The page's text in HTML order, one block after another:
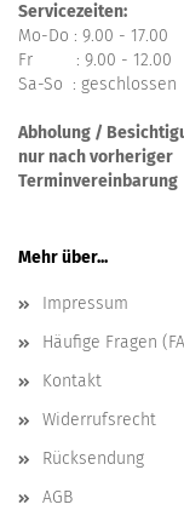
Servicezeiten:
Mo-Do : 9.00 - 17.00
Fr : 9.00 - 12.00
Sa-So : geschlossen
Abholung /
nur nach vorheriger
Terminvereinbarung
Mehr über...
Impressum
Häufige Fragen
Kontakt
Widerrufsrecht
Rücksendung
AGB